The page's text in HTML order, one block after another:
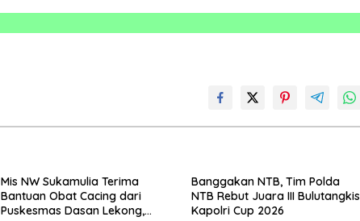
Mis NW Sukamulia Terima
Bantuan Obat Cacing dari
Puskesmas Dasan Lekong,
Banggakan NTB, Tim Polda
NTB Rebut Juara III Bulutangkis
Kapolri Cup 2026